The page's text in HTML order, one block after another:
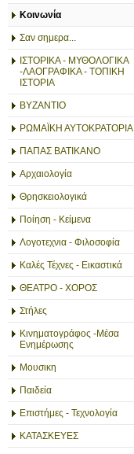
Κοινωνία
Σαν σημερα...
ΙΣΤΟΡΙΚΑ - ΜΥΘΟΛΟΓΙΚΑ
-ΛΑΟΓΡΑΦΙΚΑ - ΤΟΠΙΚΗ
ΙΣΤΟΡΙΑ
ΒΥΖΑΝΤΙΟ
ΡΩΜΑΪΚΗ ΑΥΤΟΚΡΑΤΟΡΙΑ
ΠΑΠΑΣ ΒΑΤΙΚΑΝΟ
Αρχαιολογία
Θρησκειολογικά
Ποίηση - Κείμενα
Λογοτεχνια - Φιλοσοφία
Καλές Τέχνες - Εικαστικά
ΘΕΑΤΡΟ - ΧΟΡΟΣ
Στήλες
Κινηματογράφος -Μέσα
Ενημέρωσης
Μουσικη
Παιδεία
Επιστήμες - Τεχνολογία
ΚΑΤΑΣΚΕΥΕΣ